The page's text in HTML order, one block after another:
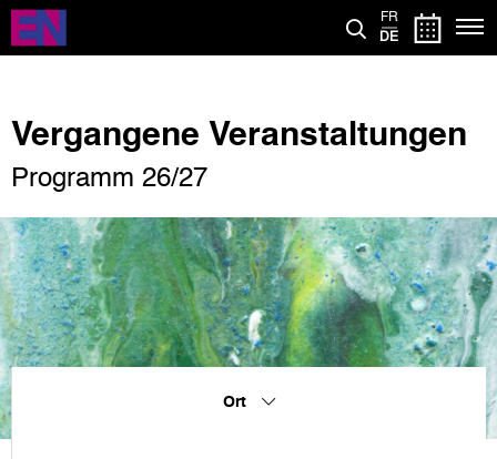
Direkt
zum
Inhalt
FR
DE
Vergangene Veranstaltungen
Programm 26/27
Ort